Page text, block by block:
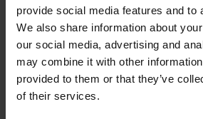
provide social media features and to
We also share information about
our social media, advertising and
may combine it with other
provided to them or that they’ve
of their services.
MENGE
PAANU QUANTITY
IN DEN WARENKORB